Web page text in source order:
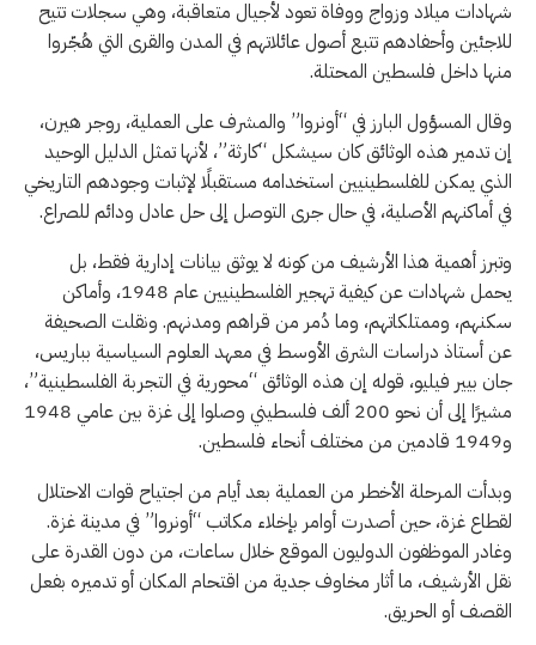
شهادات ميلاد وزواج ووفاة تعود لأجيال متعاقبة، وهي سجلات تتيح
للاجئين وأحفادهم تتبع أصول عائلاتهم في المدن والقرى التي هُجّروا
منها داخل فلسطين المحتلة.
وقال المسؤول البارز في “أونروا” والمشرف على العملية، روجر هيرن،
إن تدمير هذه الوثائق كان سيشكل “كارثة”، لأنها تمثل الدليل الوحيد
الذي يمكن للفلسطينيين استخدامه مستقبلًا لإثبات وجودهم التاريخي
في أماكنهم الأصلية، في حال جرى التوصل إلى حل عادل ودائم للصراع.
وتبرز أهمية هذا الأرشيف من كونه لا يوثق بيانات إدارية فقط، بل
يحمل شهادات عن كيفية تهجير الفلسطينيين عام 1948، وأماكن
سكنهم، وممتلكاتهم، وما دُمر من قراهم ومدنهم. ونقلت الصحيفة
عن أستاذ دراسات الشرق الأوسط في معهد العلوم السياسية بباريس،
جان بيير فيليو، قوله إن هذه الوثائق “محورية في التجربة الفلسطينية”،
مشيرًا إلى أن نحو 200 ألف فلسطيني وصلوا إلى غزة بين عامي 1948
و1949 قادمين من مختلف أنحاء فلسطين.
وبدأت المرحلة الأخطر من العملية بعد أيام من اجتياح قوات الاحتلال
لقطاع غزة، حين أصدرت أوامر بإخلاء مكاتب “أونروا” في مدينة غزة.
وغادر الموظفون الدوليون الموقع خلال ساعات، من دون القدرة على
نقل الأرشيف، ما أثار مخاوف جدية من اقتحام المكان أو تدميره بفعل
القصف أو الحريق.